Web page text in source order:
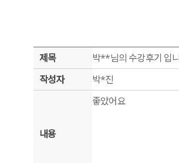
제목
박**님의 수강후기 입
작성자
박*진
내용
좋았어요